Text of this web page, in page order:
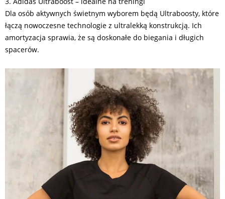
Dla osób aktywnych świetnym wyborem będą Ultraboosty, które
łączą nowoczesne technologie z ultralekką konstrukcją. Ich
amortyzacja sprawia, że są doskonałe do biegania i długich
spacerów.